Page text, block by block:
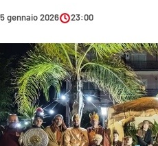
SANITÀ
AMBIENTE
SOCIETÀ
CULTURA
ECONOMIA E LAVORO
5 gennaio 2026 23:00